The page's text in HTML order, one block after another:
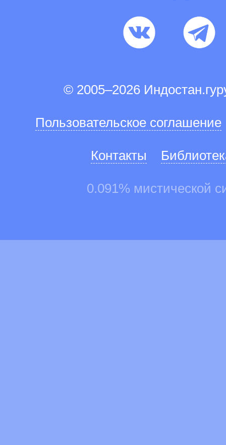
© 2005–2026
Пользовательское соглашение
Контакты
0.091% мистической